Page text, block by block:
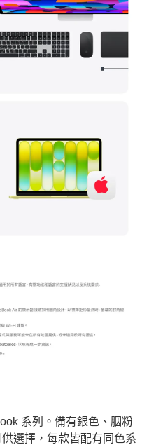
系列。備有銀色、胭粉
選擇，每款皆配有同色系